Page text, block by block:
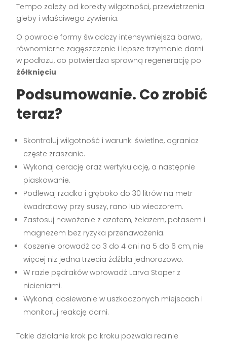
Tempo zależy od korekty wilgotności, przewietrzenia
gleby i właściwego żywienia.
O powrocie formy świadczy intensywniejsza barwa,
równomierne zagęszczenie i lepsze trzymanie darni
w podłożu, co potwierdza sprawną regenerację po
żółknięciu.
Podsumowanie. Co zrobić
teraz?
Skontroluj wilgotność i warunki świetlne, ogranicz
częste zraszanie.
Wykonaj aerację oraz wertykulację, a następnie
piaskowanie.
Podlewaj rzadko i głęboko do 30 litrów na metr
kwadratowy przy suszy, rano lub wieczorem.
Zastosuj nawożenie z azotem, żelazem, potasem i
magnezem bez ryzyka przenawożenia.
Koszenie prowadź co 3 do 4 dni na 5 do 6 cm, nie
więcej niż jedna trzecia źdźbła jednorazowo.
W razie pędraków wprowadź Larva Stoper z
nicieniami.
Wykonaj dosiewanie w uszkodzonych miejscach i
monitoruj reakcję darni.
Takie działanie krok po kroku pozwala realnie